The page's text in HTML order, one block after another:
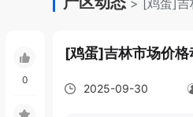
> [鸡蛋]吉
[鸡蛋]吉林市场价格
2025-09-30
0